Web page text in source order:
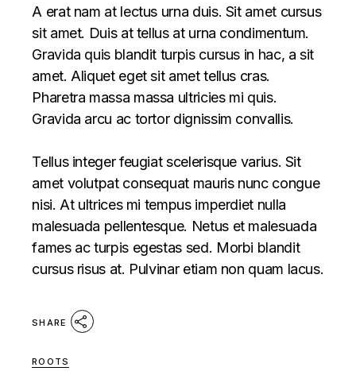
A erat nam at lectus urna duis. Sit amet cursus
sit amet. Duis at tellus at urna condimentum.
Gravida quis blandit turpis cursus in hac, a sit
amet. Aliquet eget sit amet tellus cras.
Pharetra massa massa ultricies mi quis.
Gravida arcu ac tortor dignissim convallis.
Tellus integer feugiat scelerisque varius. Sit
amet volutpat consequat mauris nunc congue
nisi. At ultrices mi tempus imperdiet nulla
malesuada pellentesque. Netus et malesuada
fames ac turpis egestas sed. Morbi blandit
cursus risus at. Pulvinar etiam non quam lacus.
SHARE
ROOTS